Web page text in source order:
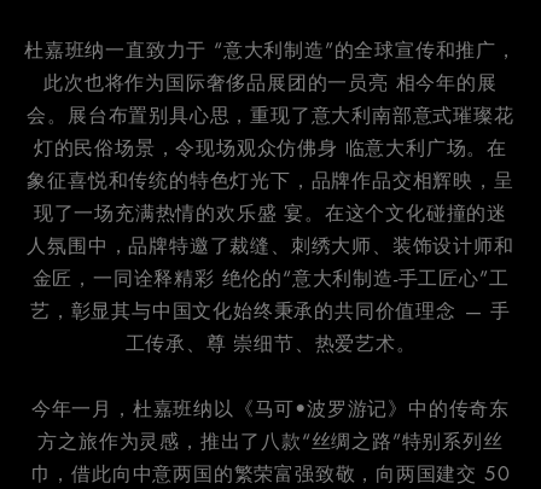
杜嘉班纳一直致力于 “意大利制造”的全球宣传和推广，
此次也将作为国际奢侈品展团的一员亮 相今年的展
会。展台布置别具心思，重现了意大利南部意式璀璨花
灯的民俗场景，令现场观众仿佛身 临意大利广场。在
象征喜悦和传统的特色灯光下，品牌作品交相辉映，呈
现了一场充满热情的欢乐盛 宴。在这个文化碰撞的迷
人氛围中，品牌特邀了裁缝、刺绣大师、装饰设计师和
金匠，一同诠释精彩 绝伦的“意大利制造-手工匠心”工
艺，彰显其与中国文化始终秉承的共同价值理念 — 手
工传承、尊 崇细节、热爱艺术。
今年一月，杜嘉班纳以《马可•波罗游记》中的传奇东
方之旅作为灵感，推出了八款“丝绸之路”特别系列丝
巾，借此向中意两国的繁荣富强致敬，向两国建交 50